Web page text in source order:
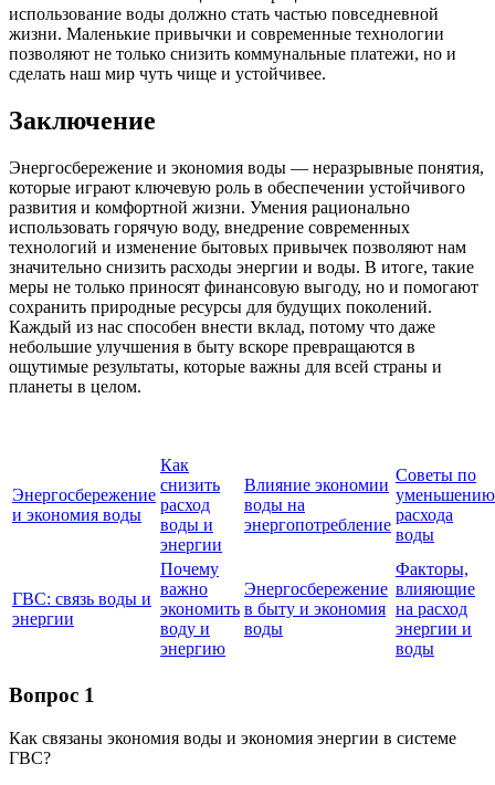
использование воды должно стать частью повседневной
жизни. Маленькие привычки и современные технологии
позволяют не только снизить коммунальные платежи, но и
сделать наш мир чуть чище и устойчивее.
Заключение
Энергосбережение и экономия воды — неразрывные понятия,
которые играют ключевую роль в обеспечении устойчивого
развития и комфортной жизни. Умения рационально
использовать горячую воду, внедрение современных
технологий и изменение бытовых привычек позволяют нам
значительно снизить расходы энергии и воды. В итоге, такие
меры не только приносят финансовую выгоду, но и помогают
сохранить природные ресурсы для будущих поколений.
Каждый из нас способен внести вклад, потому что даже
небольшие улучшения в быту вскоре превращаются в
ощутимые результаты, которые важны для всей страны и
планеты в целом.
Энергосбережение
и экономия воды
Как
снизить
расход
воды и
энергии
Влияние экономии
воды на
энергопотребление
Советы по
уменьшению
расхода
воды
ГВС: связь воды и
энергии
Почему
важно
экономить
воду и
энергию
Энергосбережение
в быту и экономия
воды
Факторы,
влияющие
на расход
энергии и
воды
Вопрос 1
Как связаны экономия воды и экономия энергии в системе
ГВС?